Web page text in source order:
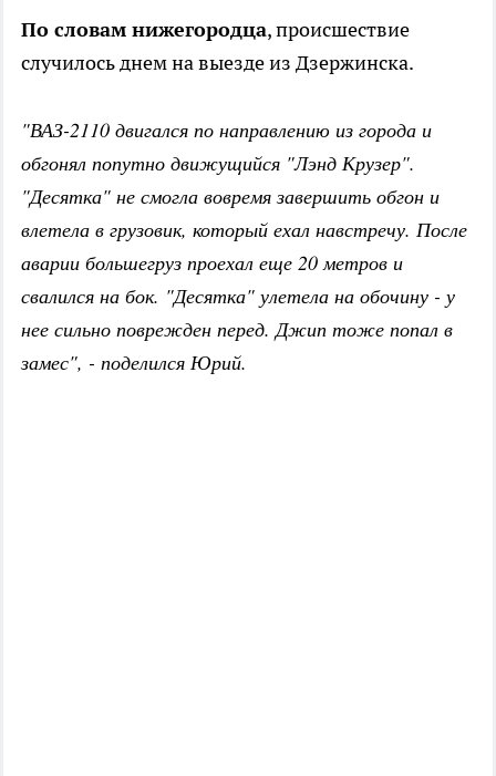
По словам нижегородца, происшествие
случилось днем на выезде из Дзержинска.
"ВАЗ-2110 двигался по направлению из города и
обгонял попутно движущийся "Лэнд Крузер".
"Десятка" не смогла вовремя завершить обгон и
влетела в грузовик, который ехал навстречу. После
аварии большегруз проехал еще 20 метров и
свалился на бок. "Десятка" улетела на обочину - у
нее сильно поврежден перед. Джип тоже попал в
замес", - поделился Юрий.